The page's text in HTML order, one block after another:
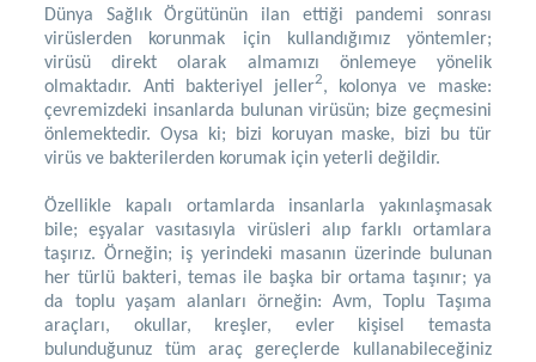
Dünya Sağlık Örgütünün ilan ettiği pandemi sonrası
virüslerden korunmak için kullandığımız yöntemler;
virüsü direkt olarak almamızı önlemeye yönelik
olmaktadır. Anti bakteriyel jeller2, kolonya ve maske:
çevremizdeki insanlarda bulunan virüsün; bize geçmesini
önlemektedir. Oysa ki; bizi koruyan maske, bizi bu tür
virüs ve bakterilerden korumak için yeterli değildir.
Özellikle kapalı ortamlarda insanlarla yakınlaşmasak
bile; eşyalar vasıtasıyla virüsleri alıp farklı ortamlara
taşırız. Örneğin; iş yerindeki masanın üzerinde bulunan
her türlü bakteri, temas ile başka bir ortama taşınır; ya
da toplu yaşam alanları örneğin: Avm, Toplu Taşıma
araçları, okullar, kreşler, evler kişisel temasta
bulunduğunuz tüm araç gereçlerde kullanabileceğiniz